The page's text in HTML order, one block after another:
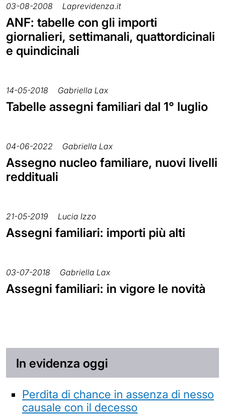
03-08-2008 Laprevidenza.it
ANF: tabelle con gli importi
giornalieri, settimanali, quattordicinali
e quindicinali
14-05-2018 Gabriella Lax
Tabelle assegni familiari dal 1° luglio
04-06-2022 Gabriella Lax
Assegno nucleo familiare, nuovi livelli
reddituali
21-05-2019 Lucia Izzo
Assegni familiari: importi più alti
03-07-2018 Gabriella Lax
Assegni familiari: in vigore le novità
In evidenza oggi
Perdita di chance in assenza di nesso
causale con il decesso